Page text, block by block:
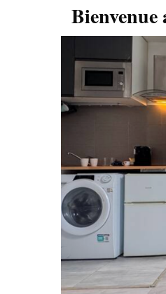
Bienvenue